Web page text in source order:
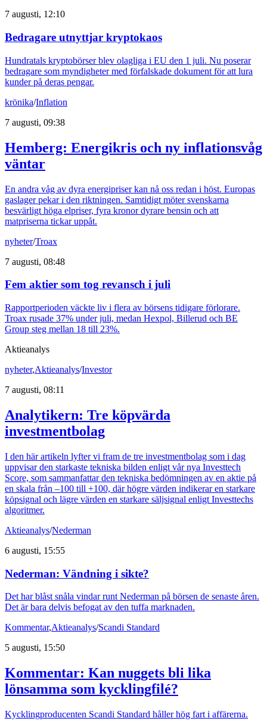
7 augusti, 12:10
Bedragare utnyttjar kryptokaos
Hundratals kryptobörser blev olagliga i EU den 1 juli. Nu poserar
bedragare som myndigheter med förfalskade dokument för att lura
kunder på deras pengar.
krönika/Inflation
7 augusti, 09:38
Hemberg: Energikris och ny inflationsvåg
väntar
En andra våg av dyra energipriser kan nå oss redan i höst. Europas
gaslager pekar i den riktningen. Samtidigt möter svenskarna
besvärligt höga elpriser, fyra kronor dyrare bensin och att
matpriserna tickar uppåt.
nyheter/Troax
7 augusti, 08:48
Fem aktier som tog revansch i juli
Rapportperioden väckte liv i flera av börsens tidigare förlorare.
Troax rusade 37% under juli, medan Hexpol, Billerud och BE
Group steg mellan 18 till 23%.
Aktieanalys
nyheter,Aktieanalys/Investor
7 augusti, 08:11
Analytikern: Tre köpvärda
investmentbolag
I den här artikeln lyfter vi fram de tre investmentbolag som i dag
uppvisar den starkaste tekniska bilden enligt vår nya Investtech
Score, som sammanfattar den tekniska bedömningen av en aktie på
en skala från –100 till +100, där högre värden indikerar en starkare
köpsignal och lägre värden en starkare säljsignal enligt Investtechs
algoritmer.
Aktieanalys/Nederman
6 augusti, 15:55
Nederman: Vändning i sikte?
Det har blåst snåla vindar runt Nederman på börsen de senaste åren.
Det är bara delvis befogat av den tuffa marknaden.
Kommentar,Aktieanalys/Scandi Standard
5 augusti, 15:50
Kommentar: Kan nuggets bli lika
lönsamma som kycklingfilé?
Kycklingproducenten Scandi Standard håller hög fart i affärerna.